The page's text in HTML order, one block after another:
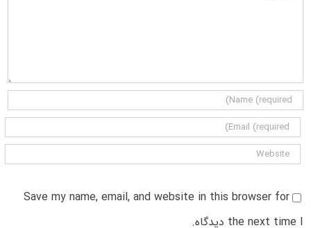
Save my name, email, and website in this browser for
the next time I دیدگاه.